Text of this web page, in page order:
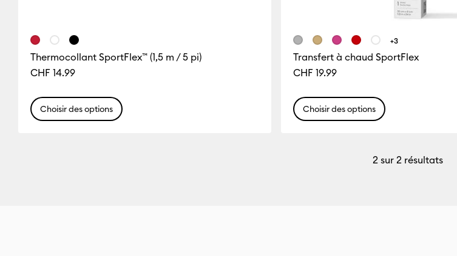
Affiner par Famille de couleur : Argent Affiner par Famille de couleur : Jaune
Thermocollant SportFlex™ (1,5 m / 5 pi)
CHF 14.99
Choisir des options
Transfert à chaud SportFlex
CHF 19.99
+3
Choisir des options
2sur 2 résultats